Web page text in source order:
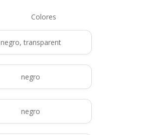
Colores
negro, transparent
negro
negro